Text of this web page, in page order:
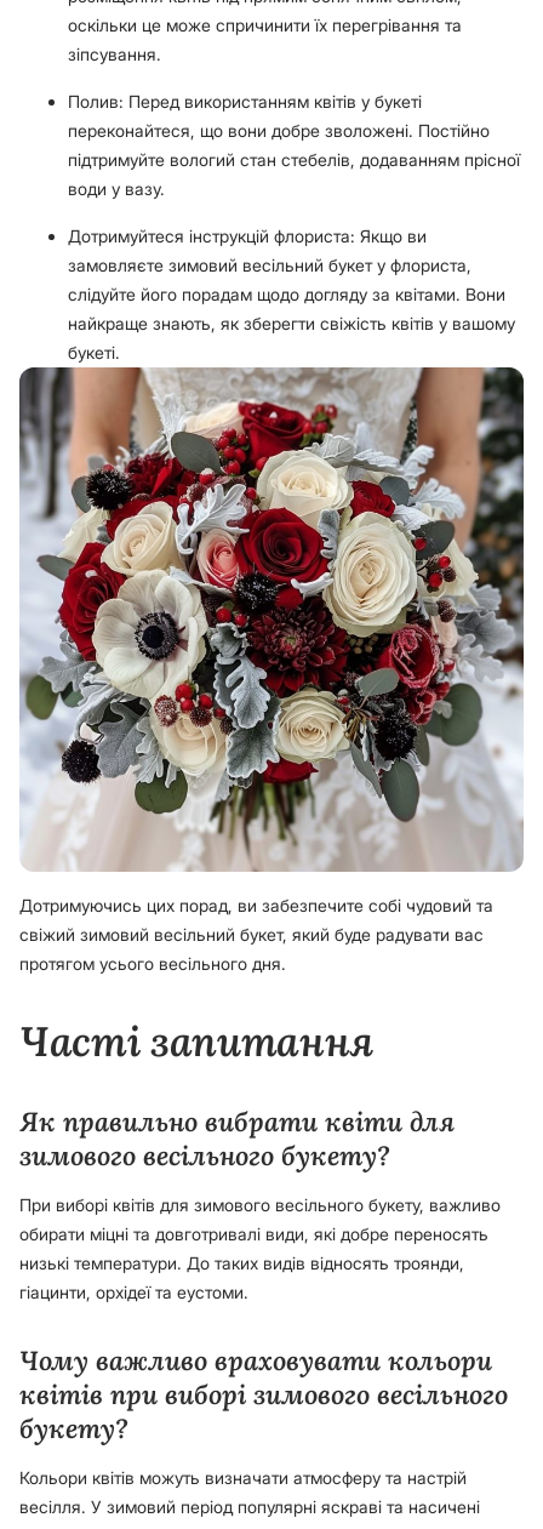
оскільки це може спричинити їх перегрівання та
зіпсування.
Полив: Перед використанням квітів у букеті
переконайтеся, що вони добре зволожені. Постійно
підтримуйте вологий стан стебелів, додаванням прісної
води у вазу.
Дотримуйтеся інструкцій флориста: Якщо ви
замовляєте зимовий весільний букет у флориста,
слідуйте його порадам щодо догляду за квітами. Вони
найкраще знають, як зберегти свіжість квітів у вашому
букеті.
Дотримуючись цих порад, ви забезпечите собі чудовий та
свіжий зимовий весільний букет, який буде радувати вас
протягом усього весільного дня.
Часті запитання
Як правильно вибрати квіти для
зимового весільного букету?
При виборі квітів для зимового весільного букету, важливо
обирати міцні та довготривалі види, які добре переносять
низькі температури. До таких видів відносять троянди,
гіацинти, орхідеї та еустоми.
Чому важливо враховувати кольори
квітів при виборі зимового весільного
букету?
Кольори квітів можуть визначати атмосферу та настрій
весілля. У зимовий період популярні яскраві та насичені